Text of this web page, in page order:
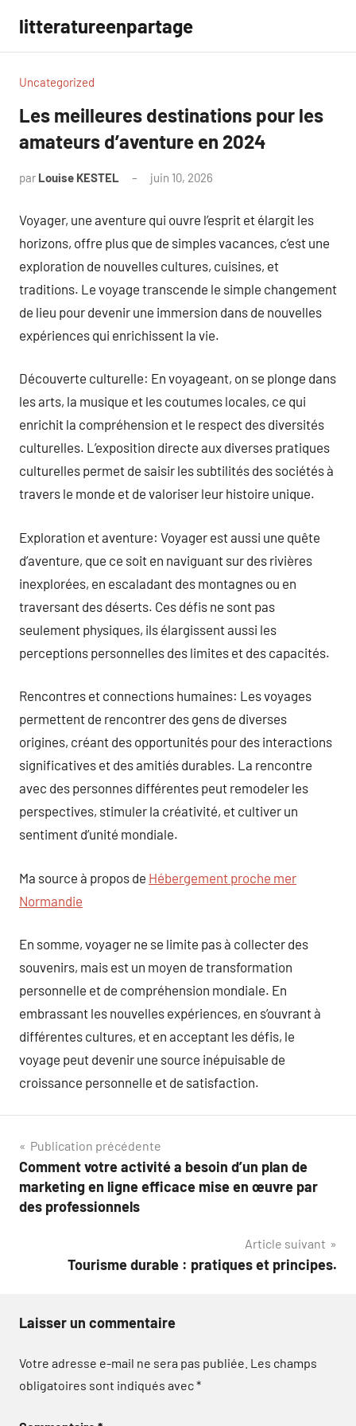
contenu
litteratureenpartage
Uncategorized
Les meilleures destinations pour les
amateurs d’aventure en 2024
par Louise KESTEL juin 10, 2026
Voyager, une aventure qui ouvre l’esprit et élargit les
horizons, offre plus que de simples vacances, c’est une
exploration de nouvelles cultures, cuisines, et
traditions. Le voyage transcende le simple changement
de lieu pour devenir une immersion dans de nouvelles
expériences qui enrichissent la vie.
Découverte culturelle: En voyageant, on se plonge dans
les arts, la musique et les coutumes locales, ce qui
enrichit la compréhension et le respect des diversités
culturelles. L’exposition directe aux diverses pratiques
culturelles permet de saisir les subtilités des sociétés à
travers le monde et de valoriser leur histoire unique.
Exploration et aventure: Voyager est aussi une quête
d’aventure, que ce soit en naviguant sur des rivières
inexplorées, en escaladant des montagnes ou en
traversant des déserts. Ces défis ne sont pas
seulement physiques, ils élargissent aussi les
perceptions personnelles des limites et des capacités.
Rencontres et connections humaines: Les voyages
permettent de rencontrer des gens de diverses
origines, créant des opportunités pour des interactions
significatives et des amitiés durables. La rencontre
avec des personnes différentes peut remodeler les
perspectives, stimuler la créativité, et cultiver un
sentiment d’unité mondiale.
Ma source à propos de Hébergement proche mer
Normandie
En somme, voyager ne se limite pas à collecter des
souvenirs, mais est un moyen de transformation
personnelle et de compréhension mondiale. En
embrassant les nouvelles expériences, en s’ouvrant à
différentes cultures, et en acceptant les défis, le
voyage peut devenir une source inépuisable de
croissance personnelle et de satisfaction.
Navigation
de
l’article
Publication précédente
Comment votre activité a besoin d’un plan de
marketing en ligne efficace mise en œuvre par
des professionnels
Article suivant
Tourisme durable : pratiques et principes.
Laisser un commentaire
Votre adresse e-mail ne sera pas publiée. Les champs
obligatoires sont indiqués avec*